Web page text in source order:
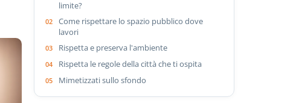
limite?
Come rispettare lo spazio pubblico dove
lavori
Rispetta e preserva l'ambiente
Rispetta le regole della città che ti ospita
Mimetizzati sullo sfondo